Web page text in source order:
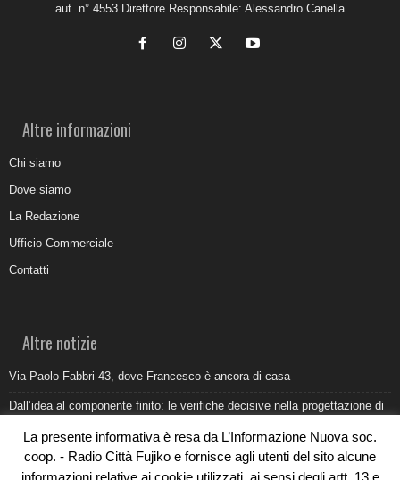
aut. n° 4553 Direttore Responsabile: Alessandro Canella
Altre informazioni
Chi siamo
Dove siamo
La Redazione
Ufficio Commerciale
Contatti
Altre notizie
Via Paolo Fabbri 43, dove Francesco è ancora di casa
Dall’idea al componente finito: le verifiche decisive nella progettazione di
Belvedere Marittimo e il report ARPACAL 2026 sulla qualità del mare
La presente informativa è resa da L’Informazione Nuova soc.
coop. - Radio Città Fujiko e fornisce agli utenti del sito alcune
informazioni relative ai cookie utilizzati, ai sensi degli artt. 13 e